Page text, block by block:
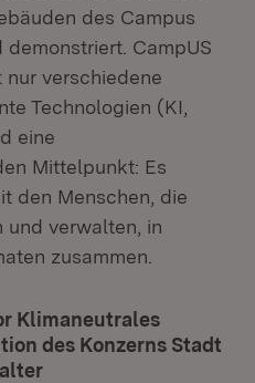
des Campus
CampUS
verschiedene
Technologien (KI,
eine
Mittelpunkt: Es
den Menschen, die
und verwalten, in
zusammen.
Klimaneutrales
des Konzerns Stadt